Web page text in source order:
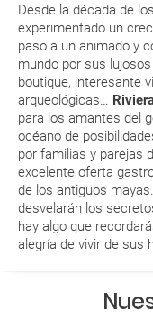
Desde la década de
experimentado un
paso a un animado y
mundo por sus lujosos
boutique, interesante
arqueológicas…
para los amantes del
océano de
por familias y parejas
excelente oferta
de los antiguos
desvelarán los
hay algo que
alegría de vivir de sus
aeropuerto?
RESERVAR
paquete
Al realizar la
quedado de
sabré si se
¿Cómo sé si hay
quiero al hacer mi